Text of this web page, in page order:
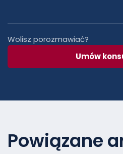
Wolisz porozmawiać?
Umów
Powiązane